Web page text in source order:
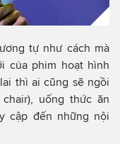
tự như cách mà
của phim hoạt hình
thì ai cũng sẽ ngồi
uống thức ăn
cập đến những nội